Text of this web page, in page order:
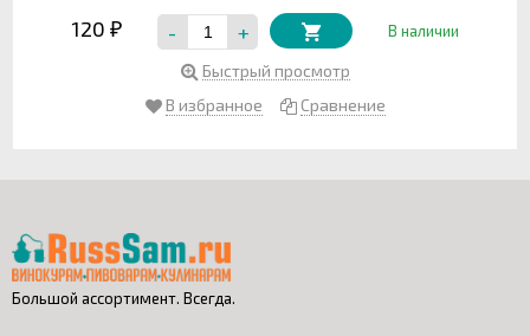
120 ₽ - + В наличии
Быстрый просмотр
В избранное
Сравнение
Большой ассортимент. Всегда.